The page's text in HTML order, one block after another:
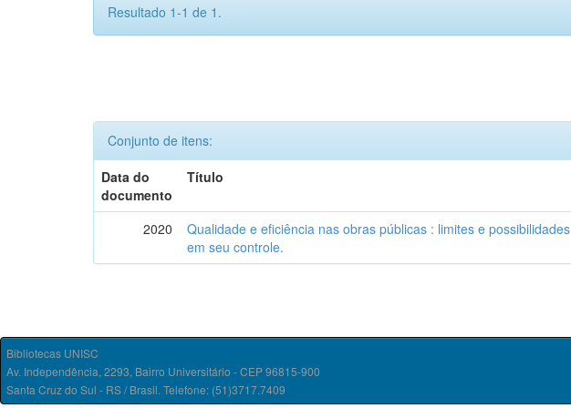
Resultado 1-1 de 1.
Conjunto de itens:
Data do
documento
Título
2020
Qualidade e eficiência nas obras públicas : limites e possibilidades
em seu controle.
Bibliotecas UNISC
Av. Independência, 2293, Bairro Universitário - CEP 96815-900
Santa Cruz do Sul - RS / Brasil. Telefone: (51)3717.7409